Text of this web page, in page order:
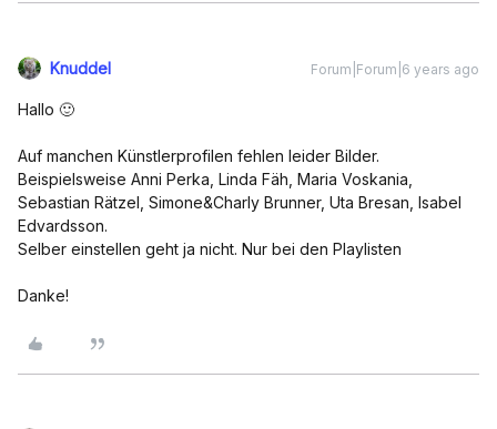
Knuddel Forum|Forum|6 years ago
Hallo 🙂
Auf manchen Künstlerprofilen fehlen leider Bilder.
Beispielsweise Anni Perka, Linda Fäh, Maria Voskania,
Sebastian Rätzel, Simone&Charly Brunner, Uta Bresan, Isabel
Edvardsson.
Selber einstellen geht ja nicht. Nur bei den Playlisten
Danke!